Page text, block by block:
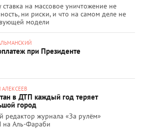
ставка на массовое уничтожение не
ни риски, и что на самом деле не
модели
при Президенте
АЛЕКСЕЕВ
в ДТП каждый год теряет
город
редактор журнала «За рулём»
на Аль-Фараби